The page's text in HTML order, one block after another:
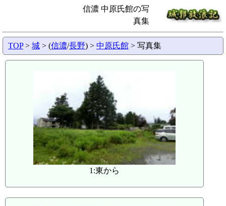
信濃 中原氏館の写
真集
TOP> 城 > (信濃/長野) > 中原氏館 > 写真集
1:東から